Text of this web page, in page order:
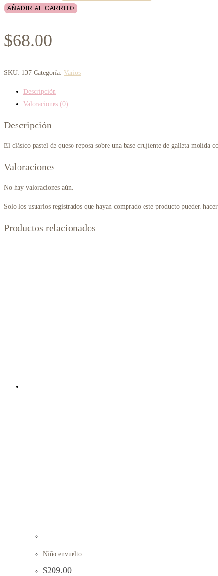
AÑADIR AL CARRITO
$68.00
SKU: 137 Categoría: Varios
Descripción
Valoraciones (0)
Descripción
El clásico pastel de queso reposa sobre una base crujiente de galleta
Valoraciones
No hay valoraciones aún.
Solo los usuarios registrados que hayan comprado este producto pueden
Productos relacionados
Niño envuelto
$209.00